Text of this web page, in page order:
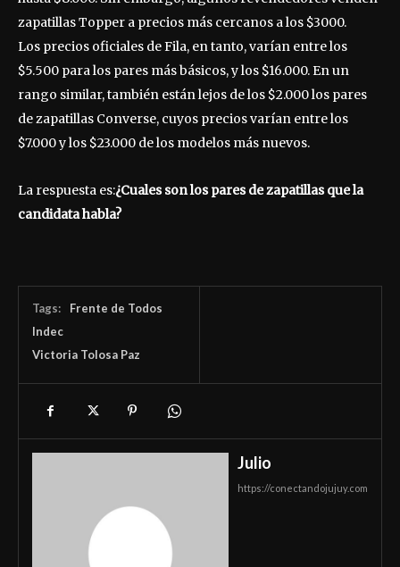
zapatillas Topper a precios más cercanos a los $3000.
Los precios oficiales de Fila, en tanto, varían entre los
$5.500 para los pares más básicos, y los $16.000. En un
rango similar, también están lejos de los $2.000 los pares
de zapatillas Converse, cuyos precios varían entre los
$7.000 y los $23.000 de los modelos más nuevos.
La respuesta es:¿Cuales son los pares de zapatillas que la
candidata habla?
Tags:
Frente de Todos
Indec
Victoria Tolosa Paz
Julio
https://conectandojujuy.com